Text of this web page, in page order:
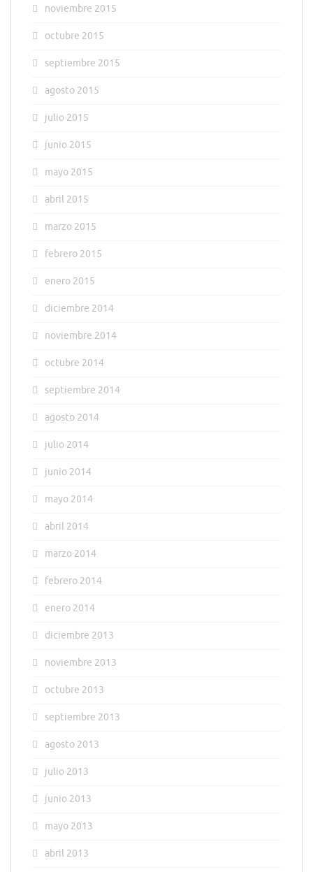
noviembre 2015
octubre 2015
septiembre 2015
agosto 2015
julio 2015
junio 2015
mayo 2015
abril 2015
marzo 2015
febrero 2015
enero 2015
diciembre 2014
noviembre 2014
octubre 2014
septiembre 2014
agosto 2014
julio 2014
junio 2014
mayo 2014
abril 2014
marzo 2014
febrero 2014
enero 2014
diciembre 2013
noviembre 2013
octubre 2013
septiembre 2013
agosto 2013
julio 2013
junio 2013
mayo 2013
abril 2013